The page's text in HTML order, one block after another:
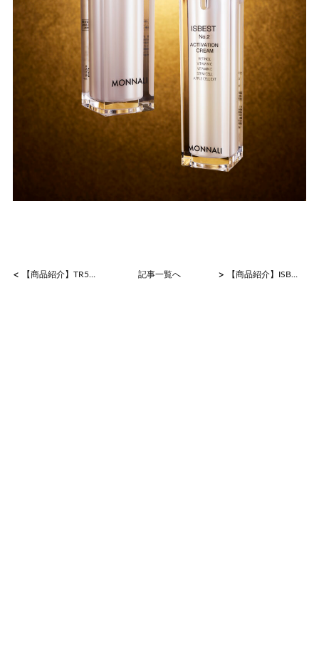
< 【商品紹介】TR50エッセンス 記事一覧へ > 【商品紹介】ISBEST No.2 活性クリーム